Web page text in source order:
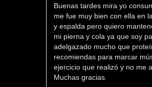
Buenas tardes mira yo
me fue muy bien con ella en
y espalda pero quiero
mi pierna y cola ya que soy
adelgazado mucho que
recomiendas para marcar
ejercicio que realizó y no me
Muchas gracias.